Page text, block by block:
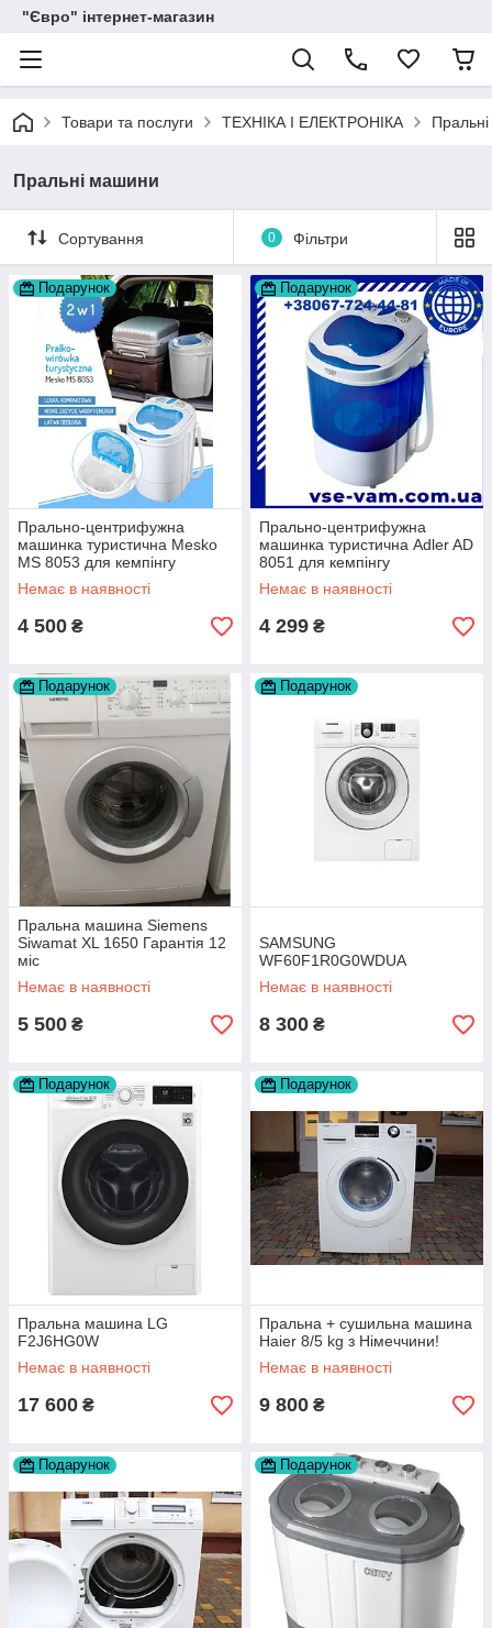
"Євро" інтернет-магазин
Товари та послуги ТЕХНІКА І ЕЛЕКТРОНІКА
Пральні машини
Сортування 0 Фільтри
Подарунок
Прально-центрифужна
машинка туристична Mesko
MS 8053 для кемпінгу
Немає в наявності
4 500 ₴
Подарунок
Прально-центрифужна
машинка туристична Adler AD
8051 для кемпінгу
Немає в наявності
4 299 ₴
Подарунок
Пральна машина Siemens
Siwamat XL 1650 Гарантія 12
міс
Немає в наявності
5 500 ₴
Подарунок
SAMSUNG
WF60F1R0G0WDUA
Немає в наявності
8 300 ₴
Подарунок
Пральна машина LG
F2J6HG0W
Немає в наявності
17 600 ₴
Подарунок
Пральна + сушильна машина
Haier 8/5 kg з Німеччини!
Немає в наявності
9 800 ₴
Подарунок Подарунок